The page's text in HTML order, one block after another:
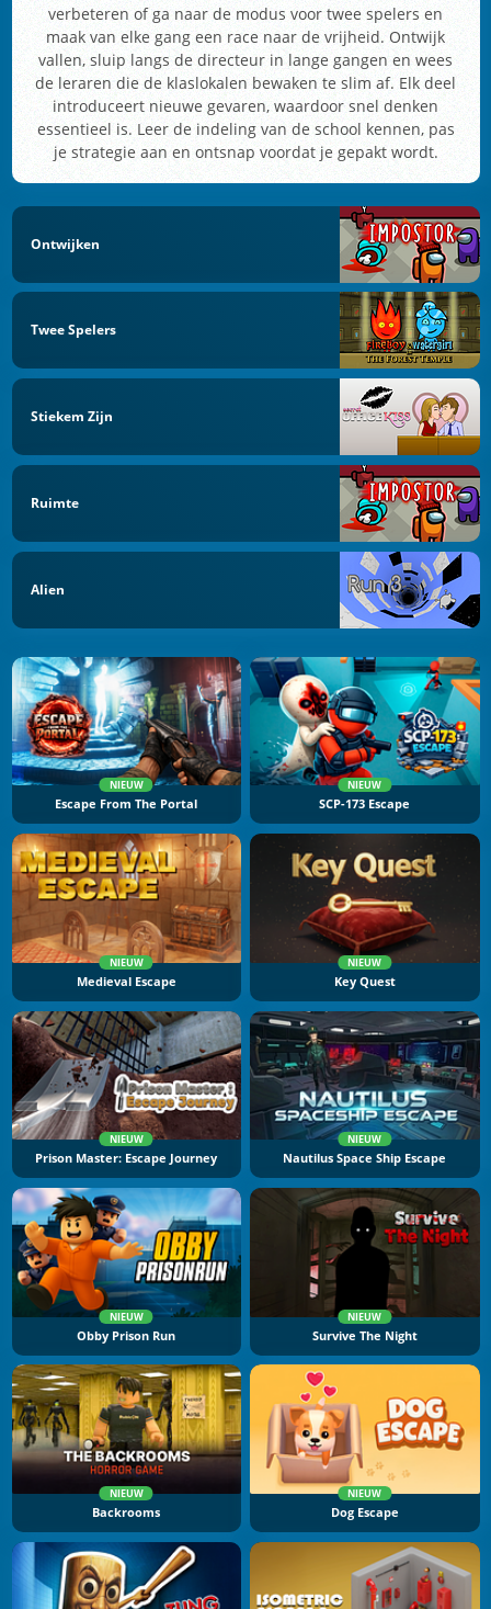
verbeteren of ga naar de modus voor twee spelers en
maak van elke gang een race naar de vrijheid. Ontwijk
vallen, sluip langs de directeur in lange gangen en wees
de leraren die de klaslokalen bewaken te slim af. Elk deel
introduceert nieuwe gevaren, waardoor snel denken
essentieel is. Leer de indeling van de school kennen, pas
je strategie aan en ontsnap voordat je gepakt wordt.
Ontwijken
Twee Spelers
Stiekem Zijn
Ruimte
Alien
NIEUW
Escape From The Portal
NIEUW
SCP-173 Escape
NIEUW
Medieval Escape
NIEUW
Key Quest
NIEUW
Prison Master: Escape Journey
NIEUW
Nautilus Space Ship Escape
NIEUW
Obby Prison Run
NIEUW
Survive The Night
NIEUW
Backrooms
NIEUW
Dog Escape